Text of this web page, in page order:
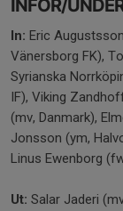
INFÖR/
In: Eric
Vänersborg FK),
Syrianska
IF), Viking
(mv, Danmark),
Jonsson (ym,
Linus Ewenborg
Ut: Salar Jaderi